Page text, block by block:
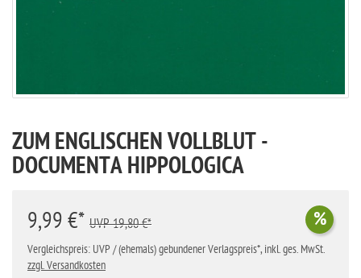
ZUM ENGLISCHEN VOLLBLUT -
DOCUMENTA HIPPOLOGICA
9,99 €* %
UVP 19,80 €*
Vergleichspreis: UVP / (ehemals) gebundener Verlagspreis*, inkl. ges. MwSt.
zzgl. Versandkosten